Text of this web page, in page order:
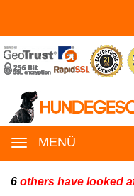
MENÜ
6 others have looked